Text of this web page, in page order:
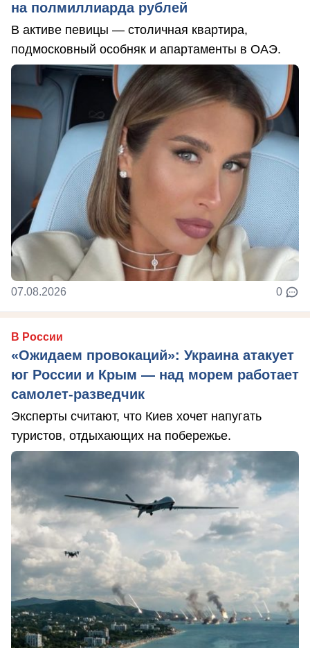
на полмиллиарда рублей
В активе певицы — столичная квартира,
подмосковный особняк и апартаменты в ОАЭ.
07.08.2026 0
В России
«Ожидаем провокаций»: Украина атакует
юг России и Крым — над морем работает
самолет-разведчик
Эксперты считают, что Киев хочет напугать
туристов, отдыхающих на побережье.